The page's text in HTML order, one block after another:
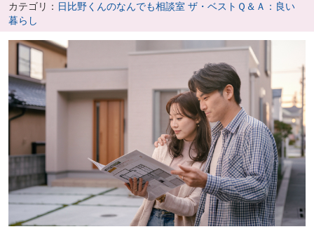
カテゴリ： 日比野くんのなんでも相談室 ザ・ベストＱ＆Ａ：良い
暮らし